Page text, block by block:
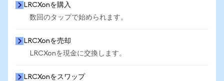
LRCXonを購入
数回のタップで始められます。
LRCXonを売却
LRCXonを現金に交換します。
LRCXonをスワップ